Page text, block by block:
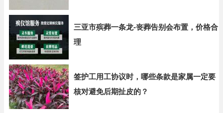
三亚市殡葬一条龙-丧葬告别会布置，价格合
理
签护工用工协议时，哪些条款是家属一定要
核对避免后期扯皮的？